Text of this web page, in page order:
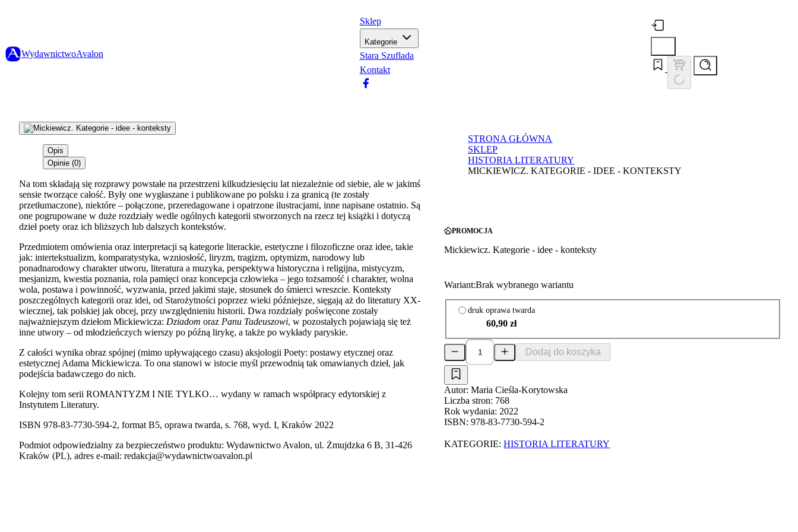
WydawnictwoAvalon
Sklep
Kategorie
Stara Szuflada
Kontakt
Opis
Opinie (0)
Na tom składają się rozprawy powstałe na przestrzeni kilkudziesięciu lat niezależnie od siebie, ale w jakimś
sensie tworzące całość. Były one wygłaszane i publikowane po polsku i za granicą (te zostały
przetłumaczone), niektóre – połączone, przeredagowane i opatrzone ilustracjami, inne napisane ostatnio. Są
one pogrupowane w duże rozdziały wedle ogólnych kategorii stworzonych na rzecz tej książki i dotyczą
dzieł poety oraz ich bliższych lub dalszych kontekstów.
Przedmiotem omówienia oraz interpretacji są kategorie literackie, estetyczne i filozoficzne oraz idee, takie
jak: intertekstualizm, komparatystyka, wzniosłość, liryzm, tragizm, optymizm, narodowy lub
ponadnarodowy charakter utworu, literatura a muzyka, perspektywa historyczna i religijna, mistycyzm,
mesjanizm, kwestia poznania, rola pamięci oraz koncepcja człowieka – jego tożsamość i charakter, wolna
wola, postawa i powinność, wyzwania, przed jakimi staje, stosunek do śmierci wreszcie. Konteksty
poszczególnych kategorii oraz idei, od Starożytności poprzez wieki późniejsze, sięgają aż do literatury XX-
wiecznej, tak polskiej jak obcej, przy uwzględnieniu historii. Dwa rozdziały poświęcone zostały
najważniejszym dziełom Mickiewicza: Dziadom oraz Panu Tadeuszowi, w pozostałych pojawiają się też
inne utwory – od młodzieńczych wierszy po późną lirykę, a także po wykłady paryskie.
Z całości wynika obraz spójnej (mimo upływającego czasu) aksjologii Poety: postawy etycznej oraz
estetycznej Adama Mickiewicza. To ona stanowi w istocie myśl przewodnią tak omawianych dzieł, jak
podejścia badawczego do nich.
Kolejny tom serii ROMANTYZM I NIE TYLKO… wydany w ramach współpracy edytorskiej z
Instytutem Literatury.
ISBN 978-83-7730-594-2, format B5, oprawa twarda, s. 768, wyd. I, Kraków 2022
Podmiot odpowiedzialny za bezpieczeństwo produktu: Wydawnictwo Avalon, ul. Żmujdzka 6 B, 31-426
Kraków (PL), adres e-mail: redakcja@wydawnictwoavalon.pl
STRONA GŁÓWNA
SKLEP
HISTORIA LITERATURY
MICKIEWICZ. KATEGORIE - IDEE - KONTEKSTY
PROMOCJA
Mickiewicz. Kategorie - idee - konteksty
Wariant:Brak wybranego wariantu
druk oprawa twarda
60,90 zł
Dodaj do koszyka
Autor: Maria Cieśla-Korytowska
Liczba stron: 768
Rok wydania: 2022
ISBN: 978-83-7730-594-2
KATEGORIE: HISTORIA LITERATURY